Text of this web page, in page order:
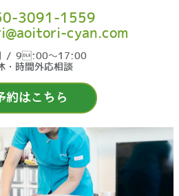
約はこちら
3091-1559
cyan.com
/ 9:00〜17:00
・時間外応相談